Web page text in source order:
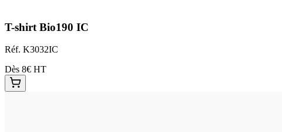
T-shirt Bio190 IC
Réf. K3032IC
Dès 8€ HT